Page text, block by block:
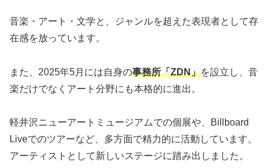
音楽・アート・文学と、ジャンルを超えた表現者として存
在感を放っています。
また、2025年5月には自身の事務所「ZDN」を設立し、音
楽だけでなくアート分野にも本格的に進出。
軽井沢ニューアートミュージアムでの個展や、Billboard
Liveでのツアーなど、多方面で精力的に活動しています。
アーティストとして新しいステージに踏み出しました。